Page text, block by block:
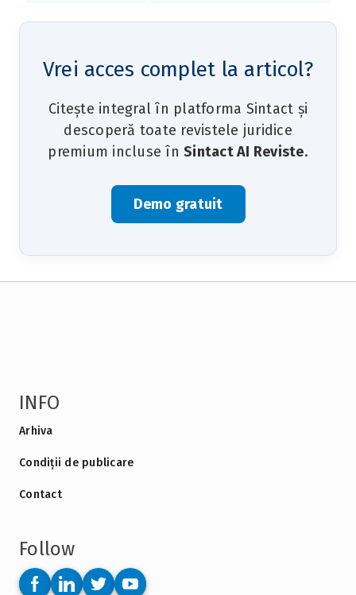
Vrei acces complet la articol?
Citește integral în platforma Sintact și
descoperă toate revistele juridice
premium incluse în Sintact AI Reviste.
Demo gratuit
INFO
Arhiva
Condiții de publicare
Contact
Follow